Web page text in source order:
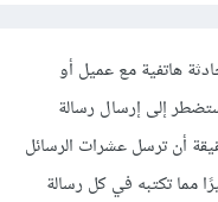
هاتفية مع عميل أو
إلى إرسال رسالة
أن ترسل عشرات الرسائل
مما تكتبه في كل رسالة